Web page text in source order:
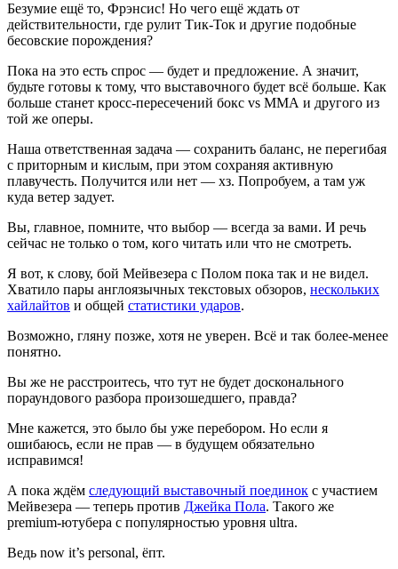
Безумие ещё то, Фрэнсис! Но чего ещё ждать от
действительности, где рулит Тик-Ток и другие подобные
бесовские порождения?
Пока на это есть спрос — будет и предложение. А значит,
будьте готовы к тому, что выставочного будет всё больше. Как
больше станет кросс-пересечений бокс vs ММА и другого из
той же оперы.
Наша ответственная задача — сохранить баланс, не перегибая
с приторным и кислым, при этом сохраняя активную
плавучесть. Получится или нет — хз. Попробуем, а там уж
куда ветер задует.
Вы, главное, помните, что выбор — всегда за вами. И речь
сейчас не только о том, кого читать или что не смотреть.
Я вот, к слову, бой Мейвезера с Полом пока так и не видел.
Хватило пары англоязычных текстовых обзоров, нескольких
хайлайтов и общей статистики ударов.
Возможно, гляну позже, хотя не уверен. Всё и так более-менее
понятно.
Вы же не расстроитесь, что тут не будет досконального
пораундового разбора произошедшего, правда?
Мне кажется, это было бы уже перебором. Но если я
ошибаюсь, если не прав — в будущем обязательно
исправимся!
А пока ждём следующий выставочный поединок с участием
Мейвезера — теперь против Джейка Пола. Такого же
premium-ютубера с популярностью уровня ultra.
Ведь now it’s personal, ёпт.